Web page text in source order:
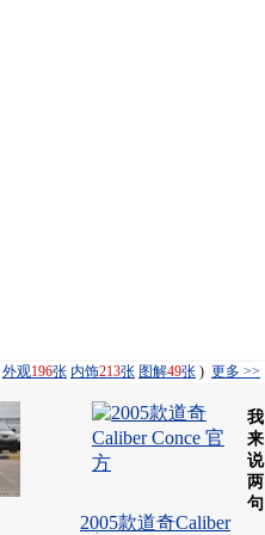
外观196张 内饰213张 图解49张 ) 更多 >>
2005款道奇Caliber
我
来
说
两
句